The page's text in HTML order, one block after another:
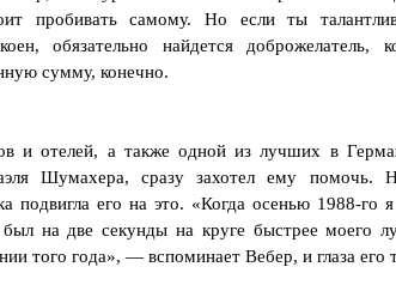
пробивать самому. Но если ты
обязательно найдется доброжелатель,
сумму, конечно.
и отелей, а также одной из лучших в
Шумахера, сразу захотел ему помочь.
подвигла его на это. «Когда осенью 1988-го
на две секунды на круге быстрее моего
того года», — вспоминает Вебер, и глаза его